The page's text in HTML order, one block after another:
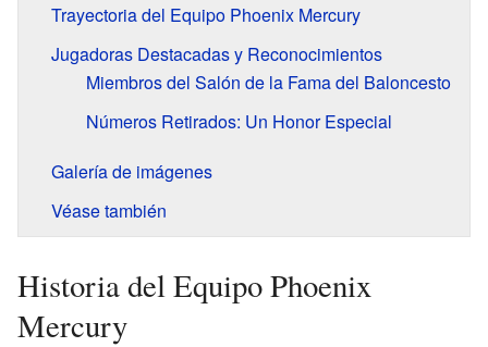
Trayectoria del Equipo Phoenix Mercury
Jugadoras Destacadas y Reconocimientos
Miembros del Salón de la Fama del Baloncesto
Números Retirados: Un Honor Especial
Galería de imágenes
Véase también
Historia del Equipo Phoenix
Mercury